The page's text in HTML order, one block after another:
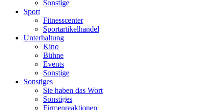
Sonstige
Sport
Fitnesscenter
Sportartikelhandel
Unterhaltung
Kino
Bühne
Events
Sonstige
Sonstiges
Sie haben das Wort
Sonstiges
Firmenreaktionen